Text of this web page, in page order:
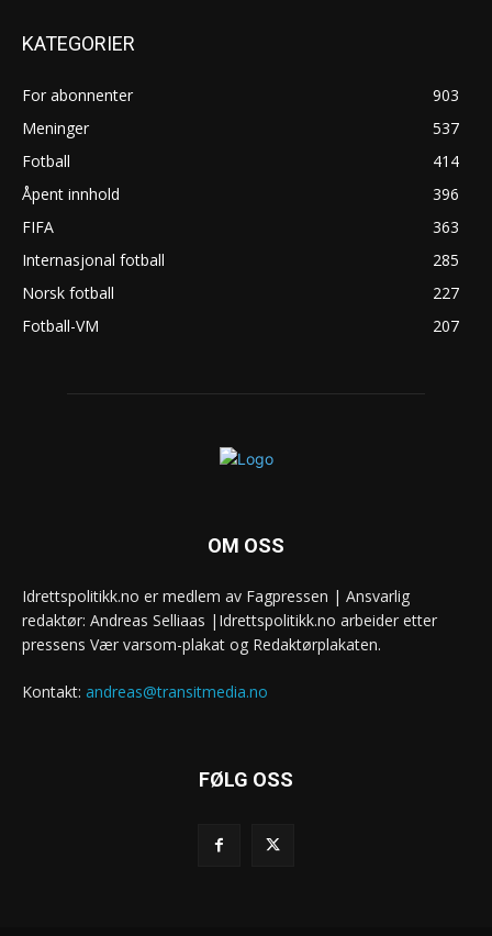
KATEGORIER
For abonnenter
903
Meninger
537
Fotball
414
Åpent innhold
396
FIFA
363
Internasjonal fotball
285
Norsk fotball
227
Fotball-VM
207
OM OSS
Idrettspolitikk.no er medlem av Fagpressen | Ansvarlig
redaktør: Andreas Selliaas |Idrettspolitikk.no arbeider etter
pressens Vær varsom-plakat og Redaktørplakaten.
Kontakt: andreas@transitmedia.no
FØLG OSS